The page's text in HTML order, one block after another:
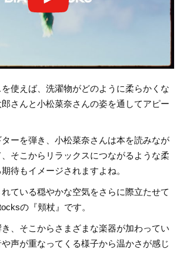
使えば、洗濯物がどのように柔らかくな
さんと小松菜奈さんの姿を通してアピー
ーを弾き、小松菜奈さんは本を読みなが
そこからリラックスにつながるような柔
待もイメージされますよね。
ている穏やかな空気をさらに際立たせて
の『頬杖』です。
、そこからさまざまな楽器が加わってい
声が重なってくる様子から温かさが感じ